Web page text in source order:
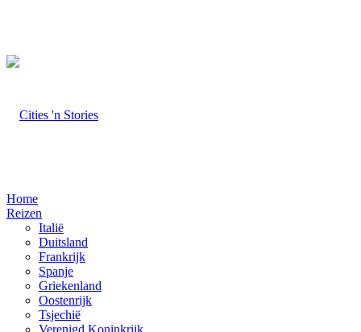
Home
Reizen
Italië
Duitsland
Frankrijk
Spanje
Griekenland
Oostenrijk
Tsjechië
Verenigd Koninkrijk